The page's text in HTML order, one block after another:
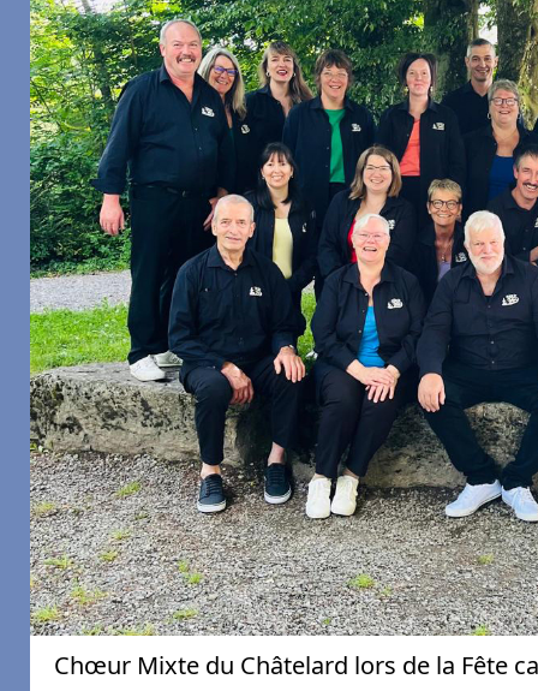
Chœur Mixte du Châtelard lors de la Fête